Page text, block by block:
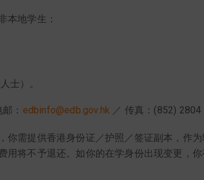
本地学生：
士）。
： edbinfo@edb.gov.hk ／ 传真：(852) 2804
需提供香港身份证／护照／签证副本，作
将不予退还。如你的在学身份出现变更，